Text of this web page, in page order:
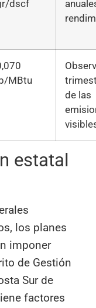
dscf
MBtu
de las
estatal
los planes
imponer
de Gestión
Sur de
factores